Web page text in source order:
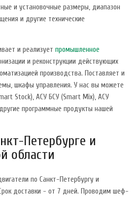
и установочные размеры, диапазон
и другие технические
и реализует промышленное
и реконструкции действующих
производства. Поставляет и
шкафы управления. У нас вы можете
Stock), АСУ БСУ (Smart Mix), АСУ
программные продукты нашей
Петербурге и
области
по Санкт-Петербургу и
доставки - от 7 дней. Проводим шеф-